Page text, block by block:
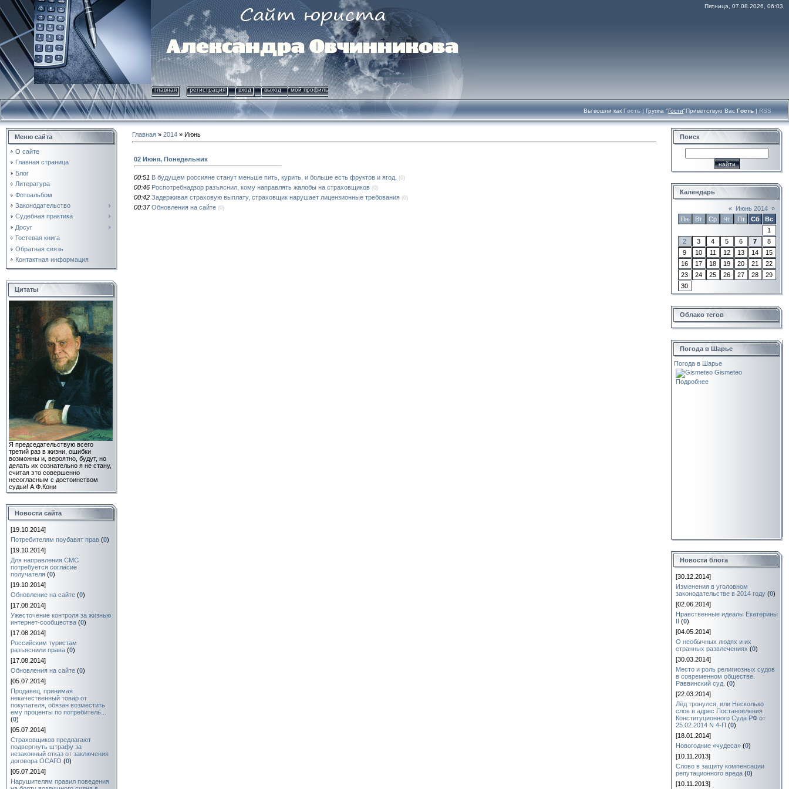
Пятница, 07.08.2026, 06:03
главная мой профиль
регистрация выход
вход
Вы вошли как Гость | Группа "Гости"Приветствую Вас Гость | RSS
Меню сайта
О сайте
Главная страница
Блог
Литература
Фотоальбом
Законодательство
Судебная практика
Досуг
Гостевая книга
Обратная связь
Контактная информация
Цитаты
Я председательствую всего
третий раз в жизни, ошибки
возможны и, вероятно, будут, но
делать их сознательно я не стану,
считая это совершенно
несогласным с достоинством
судьи! А.Ф.Кони
Новости сайта
[19.10.2014]
Потребителям поубавят прав (0)
[19.10.2014]
Для направления СМС
потребуется согласие
получателя (0)
[19.10.2014]
Обновление на сайте (0)
[17.08.2014]
Ужесточение контроля за жизнью
интернет-сообщества (0)
[17.08.2014]
Российским туристам
разъяснили права (0)
[17.08.2014]
Обновления на сайте (0)
[05.07.2014]
Продавец, принимая
некачественный товар от
покупателя, обязан возместить
ему проценты по потребитель...
(0)
[05.07.2014]
Страховщиков предлагают
подвергнуть штрафу за
незаконный отказ от заключения
договора ОСАГО (0)
[05.07.2014]
Нарушителям правил поведения
Главная » 2014 » Июнь
02 Июня, Понедельник
00:51 В будущем россияне станут меньше пить, курить, и больше есть фруктов и ягод. (0)
00:46 Роспотребнадзор разъяснил, кому направлять жалобы на страховщиков (0)
00:42 Задерживая страховую выплату, страховщик нарушает лицензионные требования (0)
00:37 Обновления на сайте (0)
Поиск
Календарь
« Июнь 2014 »
Пн
Вт Ср Чт Пт Сб
Вс
1
2
3 4 5 6 7
8
9
10 11 12 13 14
15
16
17 18 19 20 21
22
23
24 25 26 27 28
29
30
Облако тегов
Погода в Шарье
Погода в Шарье
Gismeteo
Подробнее
Новости блога
[30.12.2014]
Изменения в уголовном
законодательстве в 2014 году (0)
[02.06.2014]
Нравственные идеалы Екатерины
II (0)
[04.05.2014]
О необычных людях и их
странных развлечениях (0)
[30.03.2014]
Место и роль религиозных судов
в современном обществе.
Раввинский суд. (0)
[22.03.2014]
Лёд тронулся, или Несколько
слов в адрес Постановления
Конституционного Суда РФ от
25.02.2014 N 4-П (0)
[18.01.2014]
Новогодние «чудеса» (0)
[10.11.2013]
Слово в защиту компенсации
репутационного вреда (0)
[10.11.2013]